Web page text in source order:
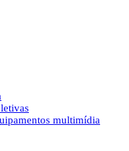
multimídia